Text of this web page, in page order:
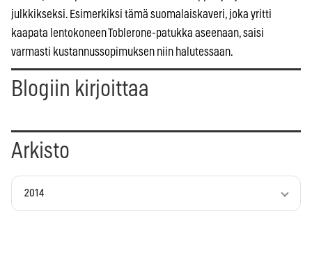
julkkikseksi. Esimerkiksi tämä suomalaiskaveri, joka yritti
kaapata lentokoneen Toblerone-patukka aseenaan, saisi
varmasti kustannussopimuksen niin halutessaan.
Blogiin kirjoittaa
Arkisto
2014